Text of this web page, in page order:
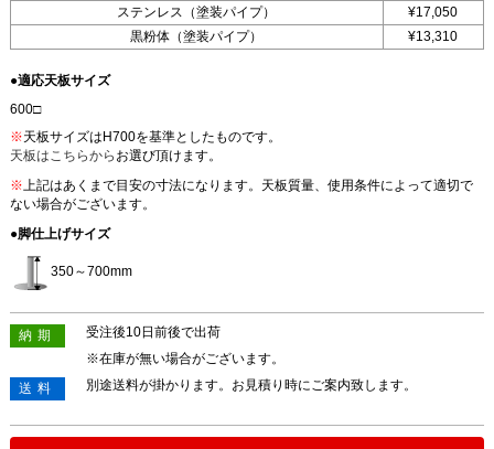
ステンレス（塗装パイプ）
¥17,050
黒粉体（塗装パイプ）
¥13,310
●適応天板サイズ
600□
※天板サイズはH700を基準としたものです。
天板はこちらから お選び頂けます。
※上記はあくまで目安の寸法になります。天板質量、使用条件によって適切で
ない場合がございます。
●脚仕上げサイズ
350～700mm
納期
受注後10日前後で出荷
※在庫が無い場合がございます。
送料
別途送料が掛かります。お見積り時にご案内致します。